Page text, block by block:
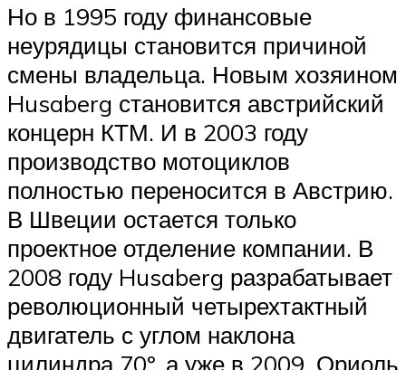
Но в 1995 году финансовые
неурядицы становится причиной
смены владельца. Новым хозяином
Husaberg становится австрийский
концерн КТМ. И в 2003 году
производство мотоциклов
полностью переносится в Австрию.
В Швеции остается только
проектное отделение компании. В
2008 году Husaberg разрабатывает
революционный четырехтактный
двигатель с углом наклона
цилиндра 70º, а уже в 2009, Ориоль